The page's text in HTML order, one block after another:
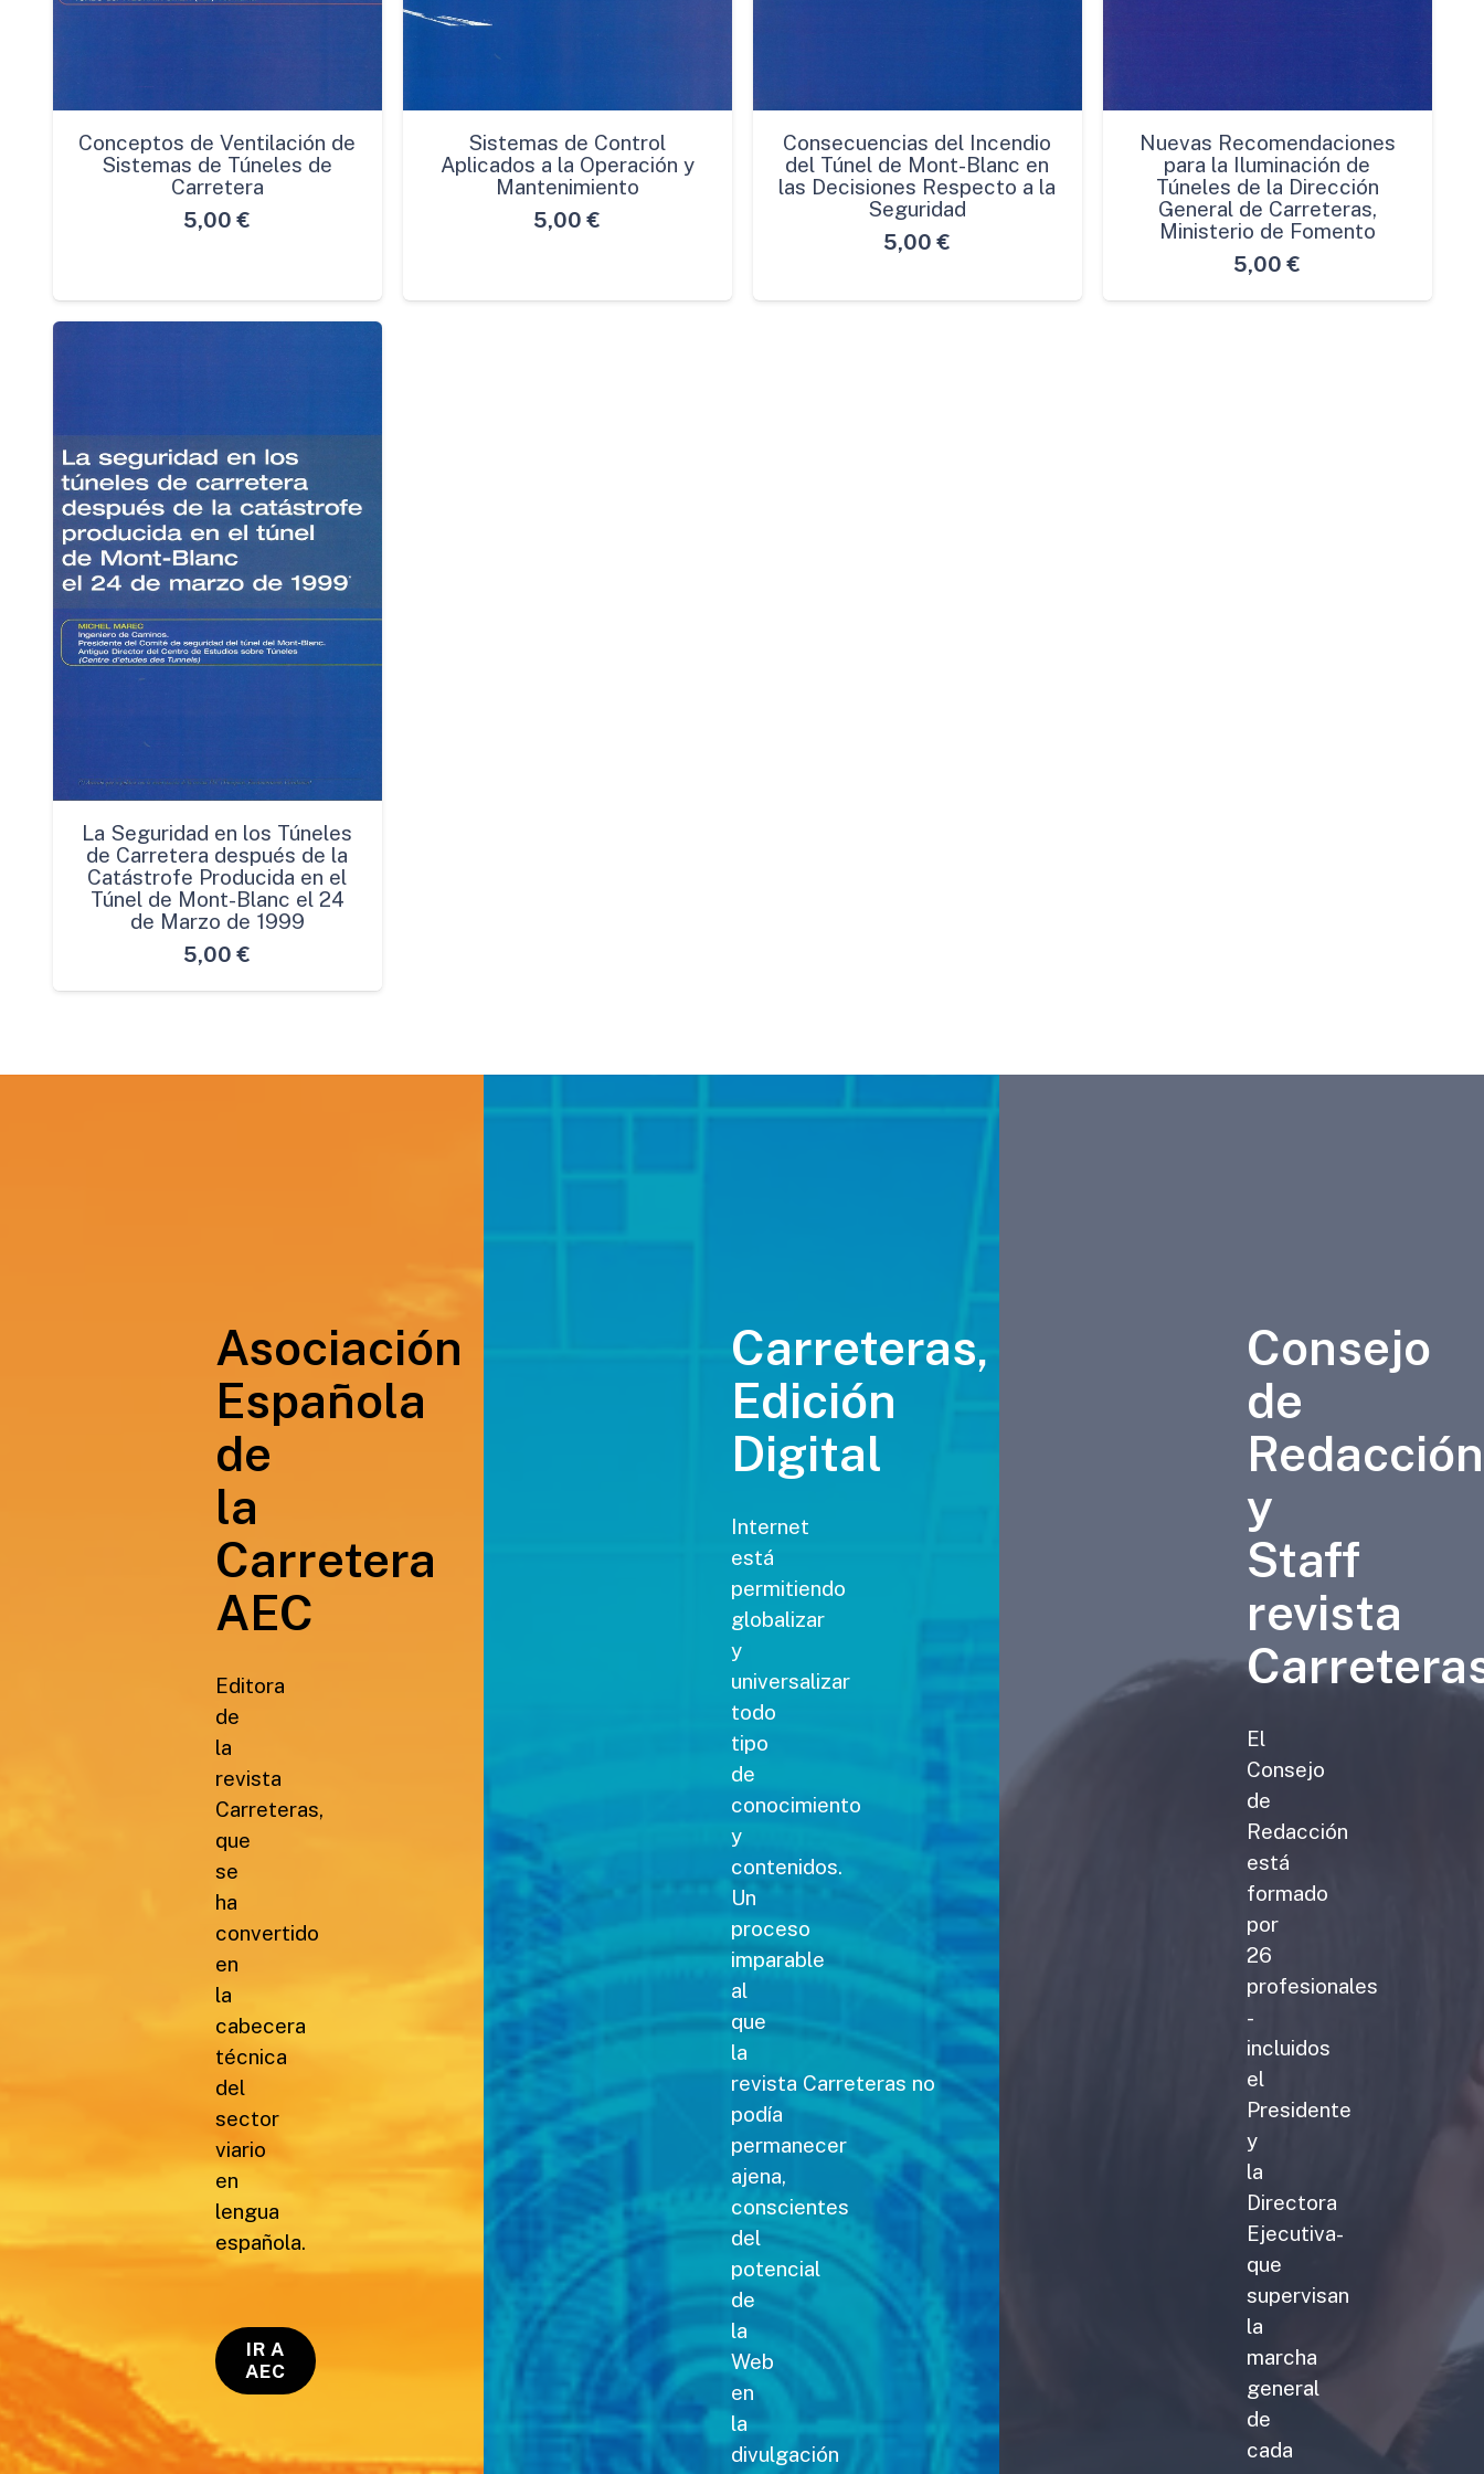
Conceptos de Ventilación de
Sistemas de Túneles de
Carretera
5,00 €
Sistemas de Control
Aplicados a la Operación y
Mantenimiento
5,00 €
Consecuencias del Incendio
del Túnel de Mont-Blanc en
las Decisiones Respecto a la
Seguridad
5,00 €
Nuevas Recomendaciones
para la Iluminación de
Túneles de la Dirección
General de Carreteras,
Ministerio de Fomento
5,00 €
La Seguridad en los Túneles
de Carretera después de la
Catástrofe Producida en el
Túnel de Mont-Blanc el 24
de Marzo de 1999
5,00 €
Asociación
Española
de
la
Carretera
AEC
Editora
de
la
revista
Carreteras,
que
se
ha
convertido
en
la
cabecera
técnica
del
sector
viario
en
lengua
española.
IR A
AEC
Carreteras,
Edición
Digital
Internet
está
permitiendo
globalizar
y
universalizar
todo
tipo
de
conocimiento
y
contenidos.
Un
proceso
imparable
al
que
la
revista Carreteras no
podía
permanecer
ajena,
conscientes
del
potencial
de
la
Web
en
la
divulgación
Consejo
de
Redacción
y
Staff
revista
El
Consejo
de
Redacción
está
formado
por
26
profesionales
-
incluidos
el
Presidente
y
la
Directora
Ejecutiva-
que
supervisan
la
marcha
general
de
cada